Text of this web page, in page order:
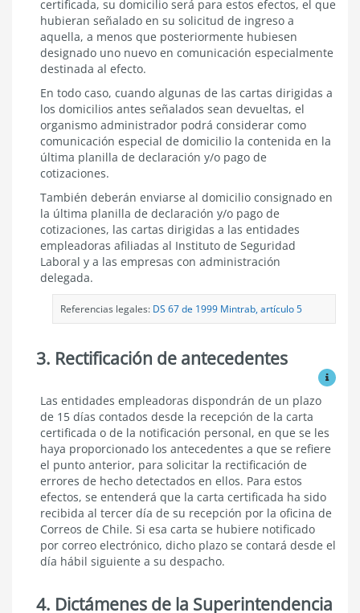
certificada, su domicilio será para estos efectos, el que
hubieran señalado en su solicitud de ingreso a
aquella, a menos que posteriormente hubiesen
designado uno nuevo en comunicación especialmente
destinada al efecto.
En todo caso, cuando algunas de las cartas dirigidas a
los domicilios antes señalados sean devueltas, el
organismo administrador podrá considerar como
comunicación especial de domicilio la contenida en la
última planilla de declaración y/o pago de
cotizaciones.
También deberán enviarse al domicilio consignado en
la última planilla de declaración y/o pago de
cotizaciones, las cartas dirigidas a las entidades
empleadoras afiliadas al Instituto de Seguridad
Laboral y a las empresas con administración
delegada.
Referencias legales: DS 67 de 1999 Mintrab, artículo 5
3. Rectificación de antecedentes
Ver
Rectificación
de
antecedentes
Las entidades empleadoras dispondrán de un plazo
de 15 días contados desde la recepción de la carta
certificada o de la notificación personal, en que se les
haya proporcionado los antecedentes a que se refiere
el punto anterior, para solicitar la rectificación de
errores de hecho detectados en ellos. Para estos
efectos, se entenderá que la carta certificada ha sido
recibida al tercer día de su recepción por la oficina de
Correos de Chile. Si esa carta se hubiere notificado
por correo electrónico, dicho plazo se contará desde el
día hábil siguiente a su despacho.
4. Dictámenes de la Superintendencia